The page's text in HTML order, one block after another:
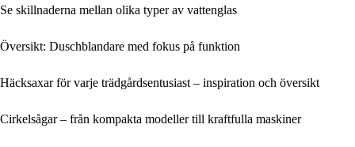
Se skillnaderna mellan olika typer av vattenglas
Översikt: Duschblandare med fokus på funktion
Häcksaxar för varje trädgårdsentusiast – inspiration och översikt
Cirkelsågar – från kompakta modeller till kraftfulla maskiner